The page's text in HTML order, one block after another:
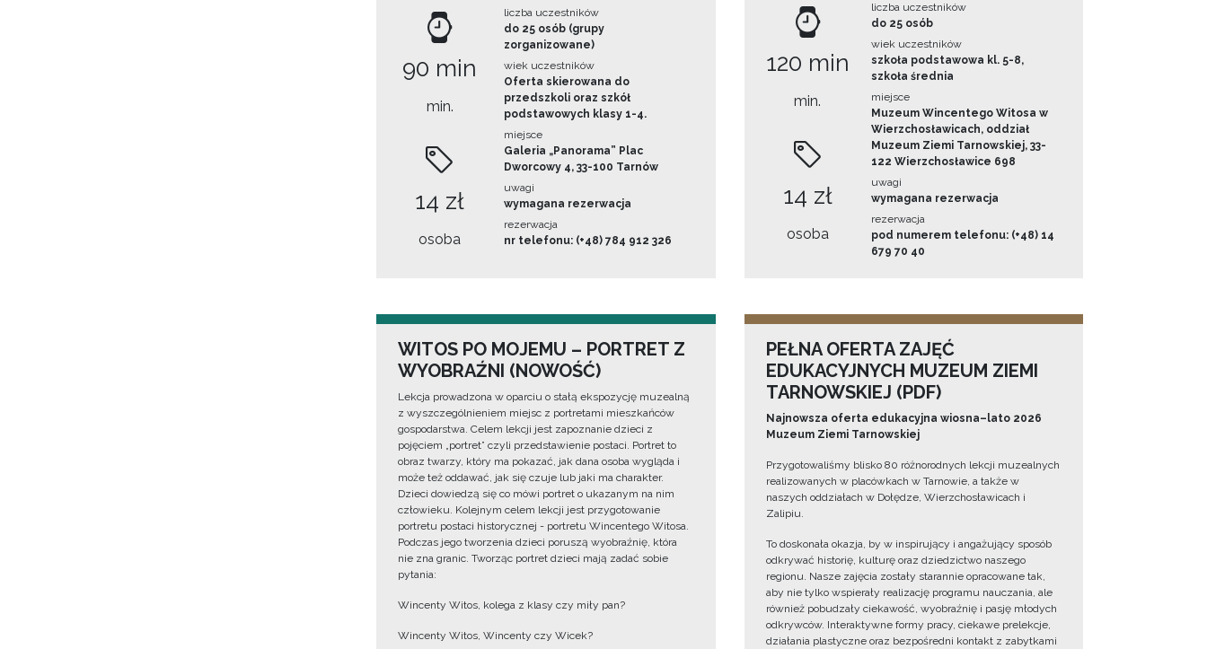
90 min
min.
14 zł
osoba
liczba uczestników
do 25 osób (grupy
zorganizowane)
wiek uczestników
Oferta skierowana do
przedszkoli oraz szkół
podstawowych klasy 1-4.
miejsce
Galeria „Panorama” Plac
Dworcowy 4, 33-100 Tarnów
uwagi
wymagana rezerwacja
rezerwacja
nr telefonu: (+48) 784 912 326
120 min
min.
14 zł
osoba
liczba uczestników
do 25 osób
wiek uczestników
szkoła podstawowa kl. 5-8,
szkoła średnia
miejsce
Muzeum Wincentego Witosa w
Wierzchosławicach, oddział
Muzeum Ziemi Tarnowskiej, 33-
122 Wierzchosławice 698
uwagi
wymagana rezerwacja
rezerwacja
pod numerem telefonu: (+48) 14
679 70 40
WITOS PO MOJEMU – PORTRET Z
WYOBRAŹNI (NOWOŚĆ)
Lekcja prowadzona w oparciu o stałą ekspozycję muzealną
z wyszczególnieniem miejsc z portretami mieszkańców
gospodarstwa. Celem lekcji jest zapoznanie dzieci z
pojęciem „portret” czyli przedstawienie postaci. Portret to
obraz twarzy, który ma pokazać, jak dana osoba wygląda i
może też oddawać, jak się czuje lub jaki ma charakter.
Dzieci dowiedzą się co mówi portret o ukazanym na nim
człowieku. Kolejnym celem lekcji jest przygotowanie
portretu postaci historycznej - portretu Wincentego Witosa.
Podczas jego tworzenia dzieci poruszą wyobraźnię, która
nie zna granic. Tworząc portret dzieci mają zadać sobie
pytania:
Wincenty Witos, kolega z klasy czy miły pan?
Wincenty Witos, Wincenty czy Wicek?
PEŁNA OFERTA ZAJĘĆ
EDUKACYJNYCH MUZEUM ZIEMI
TARNOWSKIEJ (PDF)
Najnowsza oferta edukacyjna wiosna–lato 2026
Muzeum Ziemi Tarnowskiej
Przygotowaliśmy blisko 80 różnorodnych lekcji muzealnych
realizowanych w placówkach w Tarnowie, a także w
naszych oddziałach w Dołędze, Wierzchosławicach i
Zalipiu.
To doskonała okazja, by w inspirujący i angażujący sposób
odkrywać historię, kulturę oraz dziedzictwo naszego
regionu. Nasze zajęcia zostały starannie opracowane tak,
aby nie tylko wspierały realizację programu nauczania, ale
również pobudzały ciekawość, wyobraźnię i pasję młodych
odkrywców. Interaktywne formy pracy, ciekawe prelekcje,
działania plastyczne oraz bezpośredni kontakt z zabytkami